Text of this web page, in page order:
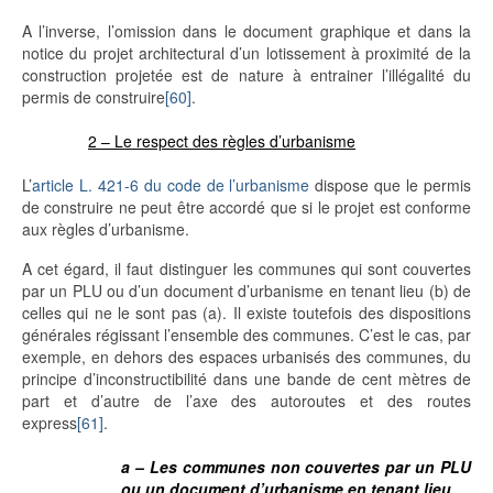
A l’inverse, l’omission dans le document graphique et dans la
notice du projet architectural d’un lotissement à proximité de la
construction projetée est de nature à entrainer l’illégalité du
permis de construire[60].
2 – Le respect des règles d’urbanisme
L’article L. 421-6 du code de l’urbanisme dispose que le permis
de construire ne peut être accordé que si le projet est conforme
aux règles d’urbanisme.
A cet égard, il faut distinguer les communes qui sont couvertes
par un PLU ou d’un document d’urbanisme en tenant lieu (b) de
celles qui ne le sont pas (a). Il existe toutefois des dispositions
générales régissant l’ensemble des communes. C’est le cas, par
exemple, en dehors des espaces urbanisés des communes, du
principe d’inconstructibilité dans une bande de cent mètres de
part et d’autre de l’axe des autoroutes et des routes
express[61].
a – Les communes non couvertes par un PLU